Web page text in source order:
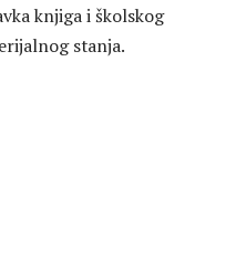
knjiga i školskog
stanja.